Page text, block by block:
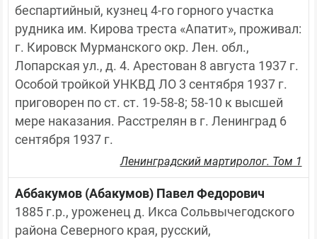
беспартийный, кузнец 4-го горного участка
рудника им. Кирова треста «Апатит», проживал:
г. Кировск Мурманского окр. Лен. обл.,
Лопарская ул., д. 4. Арестован 8 августа 1937 г.
Особой тройкой УНКВД ЛО 3 сентября 1937 г.
приговорен по ст. ст. 19-58-8; 58-10 к высшей
мере наказания. Расстрелян в г. Ленинград 6
сентября 1937 г.
Ленинградский мартиролог. Том 1
Аббакумов (Абакумов) Павел Федорович
1885 г.р., уроженец д. Икса Сольвычегодского
района Северного края, русский,